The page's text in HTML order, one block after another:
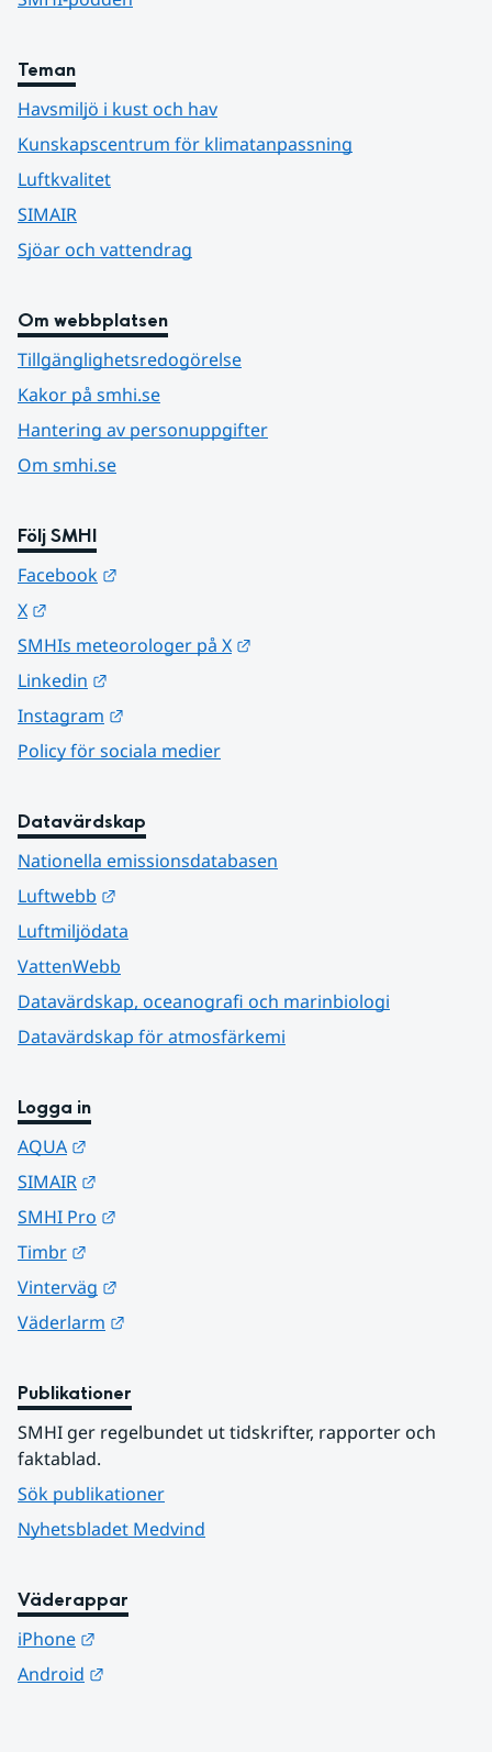
Teman
Havsmiljö i kust och hav
Kunskapscentrum för klimatanpassning
Luftkvalitet
SIMAIR
Sjöar och vattendrag
Om webbplatsen
Tillgänglighetsredogörelse
Kakor på smhi.se
Hantering av personuppgifter
Om smhi.se
Följ SMHI
Facebook
X
SMHIs meteorologer på X
Linkedin
Instagram
Policy för sociala medier
Datavärdskap
Nationella emissionsdatabasen
Luftwebb
Luftmiljödata
VattenWebb
Datavärdskap, oceanografi och marinbiologi
Datavärdskap för atmosfärkemi
Logga in
AQUA
SIMAIR
SMHI Pro
Timbr
Vinterväg
Väderlarm
Publikationer
SMHI ger regelbundet ut tidskrifter, rapporter och
faktablad.
Sök publikationer
Nyhetsbladet Medvind
Väderappar
iPhone
Android